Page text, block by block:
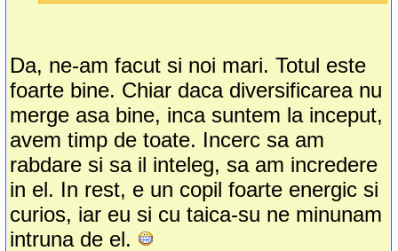
Da, ne-am facut si noi mari. Totul este
foarte bine. Chiar daca diversificarea nu
merge asa bine, inca suntem la inceput,
avem timp de toate. Incerc sa am
rabdare si sa il inteleg, sa am incredere
in el. In rest, e un copil foarte energic si
curios, iar eu si cu taica-su ne minunam
intruna de el.